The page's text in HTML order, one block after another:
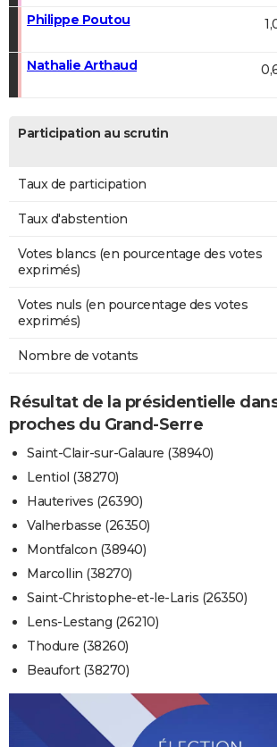
Philippe Poutou
Nathalie Arthaud
Participation au scrutin
Taux de participation
Taux d'abstention
Votes blancs (en pourcentage des votes
exprimés)
Votes nuls (en pourcentage des votes
exprimés)
Nombre de votants
Résultat de la présidentielle
proches du Grand-Serre
Saint-Clair-sur-Galaure (38940)
Lentiol (38270)
Hauterives (26390)
Valherbasse (26350)
Montfalcon (38940)
Marcollin (38270)
Saint-Christophe-et-le-Laris (26350)
Lens-Lestang (26210)
Thodure (38260)
Beaufort (38270)